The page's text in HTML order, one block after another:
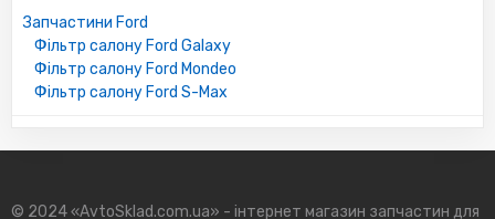
Запчастини Ford
Фільтр салону Ford Galaxy
Фільтр салону Ford Mondeo
Фільтр салону Ford S-Max
© 2024 «AvtoSklad.com.ua» - інтернет магазин запчастин для